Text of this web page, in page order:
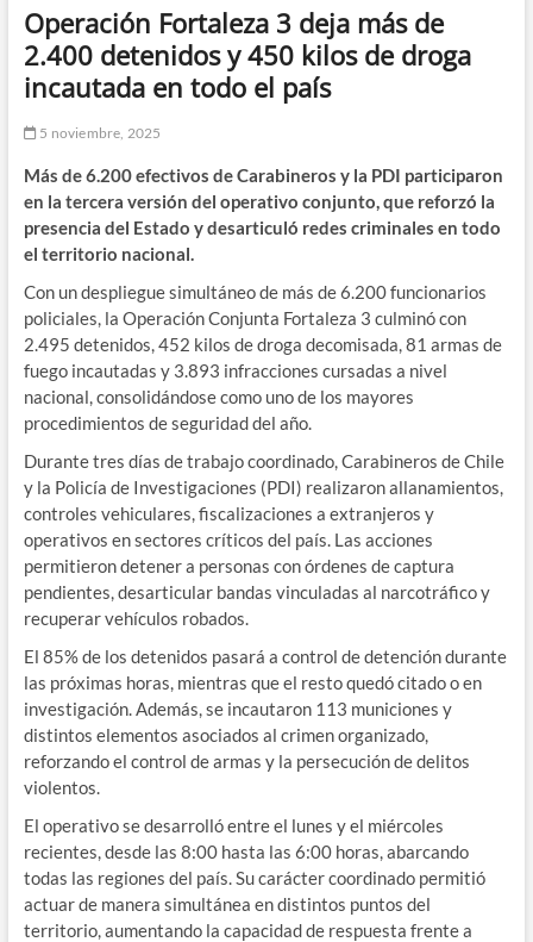
Operación Fortaleza 3 deja más de
2.400 detenidos y 450 kilos de droga
incautada en todo el país
5 noviembre, 2025
Más de 6.200 efectivos de Carabineros y la PDI participaron
en la tercera versión del operativo conjunto, que reforzó la
presencia del Estado y desarticuló redes criminales en todo
el territorio nacional.
Con un despliegue simultáneo de más de 6.200 funcionarios
policiales, la Operación Conjunta Fortaleza 3 culminó con
2.495 detenidos, 452 kilos de droga decomisada, 81 armas de
fuego incautadas y 3.893 infracciones cursadas a nivel
nacional, consolidándose como uno de los mayores
procedimientos de seguridad del año.
Durante tres días de trabajo coordinado, Carabineros de Chile
y la Policía de Investigaciones (PDI) realizaron allanamientos,
controles vehiculares, fiscalizaciones a extranjeros y
operativos en sectores críticos del país. Las acciones
permitieron detener a personas con órdenes de captura
pendientes, desarticular bandas vinculadas al narcotráfico y
recuperar vehículos robados.
El 85% de los detenidos pasará a control de detención durante
las próximas horas, mientras que el resto quedó citado o en
investigación. Además, se incautaron 113 municiones y
distintos elementos asociados al crimen organizado,
reforzando el control de armas y la persecución de delitos
violentos.
El operativo se desarrolló entre el lunes y el miércoles
recientes, desde las 8:00 hasta las 6:00 horas, abarcando
todas las regiones del país. Su carácter coordinado permitió
actuar de manera simultánea en distintos puntos del
territorio, aumentando la capacidad de respuesta frente a